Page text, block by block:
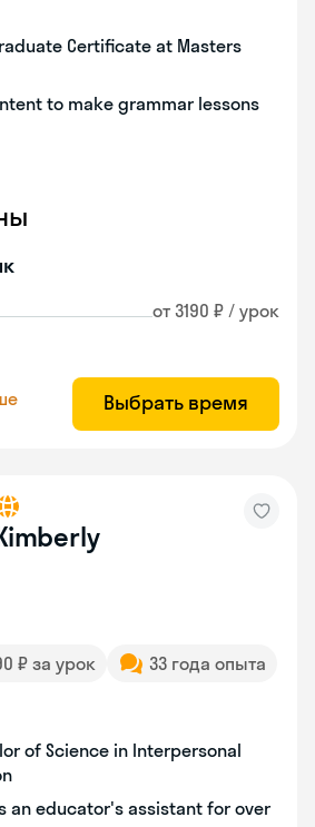
Certificate at Masters
to make grammar lessons
от 3190 ₽ / урок
Выбрать время
₽ за урок
33 года опыта
of Science in Interpersonal
an educator's assistant for over